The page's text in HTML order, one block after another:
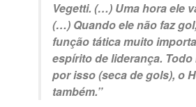
Vegetti. (…) Uma hora ele
(…) Quando ele não faz
função tática muito
espírito de liderança.
por isso (seca de gols), o
também.”